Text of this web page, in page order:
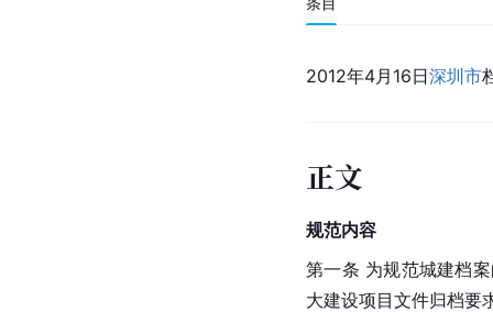
2012年4月16日深圳市
正文
规范内容
第一条 为规范城建档
大建设项目文件归档要